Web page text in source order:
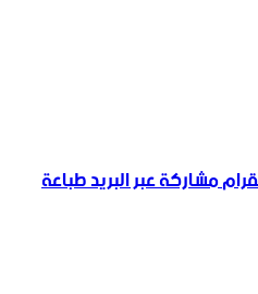
مشاركة عبر البريدطباعة